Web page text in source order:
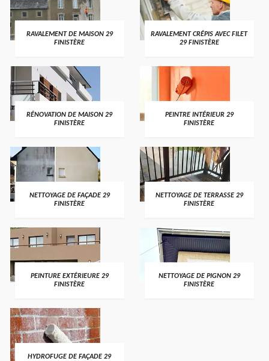
RAVALEMENT DE MAISON 29
FINISTÈRE
RAVALEMENT CRÉPIS AVEC FILET
29 FINISTÈRE
RÉNOVATION DE MAISON 29
FINISTÈRE
PEINTRE INTÉRIEUR 29
FINISTÈRE
NETTOYAGE DE FAÇADE 29
FINISTÈRE
NETTOYAGE DE TERRASSE 29
FINISTÈRE
PEINTURE EXTÉRIEURE 29
FINISTÈRE
NETTOYAGE DE PIGNON 29
FINISTÈRE
HYDROFUGE DE FAÇADE 29